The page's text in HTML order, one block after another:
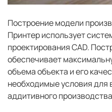
Построение модели
Принтер использует
проектирования CAD.
обеспечивает
объема объекта и его
необходимые условия для
аддитивного